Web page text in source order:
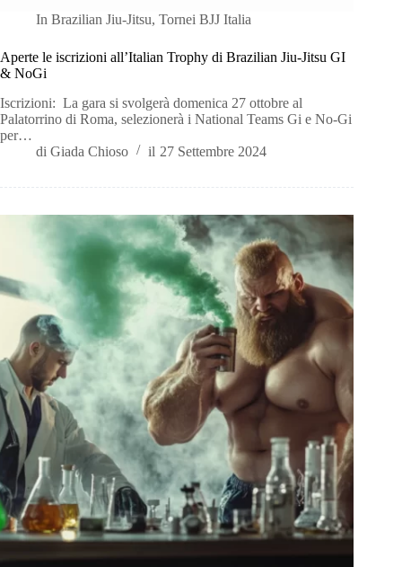
In Brazilian Jiu-Jitsu,Tornei BJJ Italia
Aperte le iscrizioni all’Italian Trophy di Brazilian Jiu-Jitsu GI
& NoGi
Iscrizioni: La gara si svolgerà domenica 27 ottobre al
Palatorrino di Roma, selezionerà i National Teams Gi e No-Gi
per…
di Giada Chioso il 27 Settembre 2024